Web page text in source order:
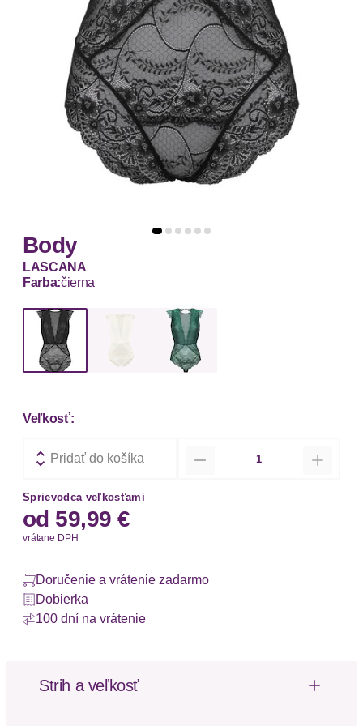
Body
LASCANA
Farba:čierna
Veľkosť:
Pridať do košíka
Sprievodca veľkosťami
od 59,99 €
vrátane DPH
Doručenie a vrátenie zadarmo
Dobierka
100 dní na vrátenie
Strih a veľkosť